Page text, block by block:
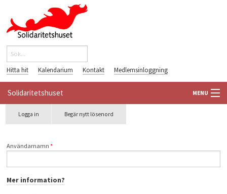
Hoppa till huvudinnehåll
Sökformulär
Hitta hit Kalendarium Kontakt Medlemsinloggning
Solidaritetshuset MENU
HEM
FÖRENINGAR
Primära flikar
Logga in Begär nytt lösenord
Användarnamn*
Mer information?